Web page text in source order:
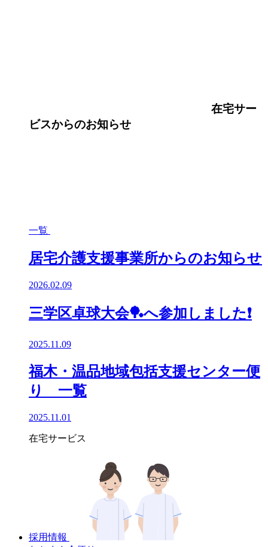
在宅サー
ビスからのお知らせ
一覧
居宅介護支援事業所からのお知らせ
2026.02.09
三学区卓球大会🏓へ参加しました❗
2025.11.09
福木・温品地域包括支援センター便
り 一覧
2025.11.01
在宅サービス
採用情報